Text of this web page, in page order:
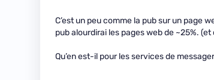
C’est un peu comme la pub sur un page
pub alourdirai les pages web de ~25%.
Qu’en est-il pour les services de